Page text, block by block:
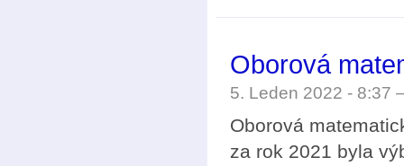
Oborová
5. Leden 2022 -
Oborová
za rok 2021 byla